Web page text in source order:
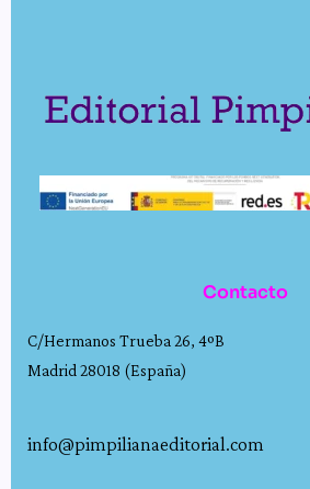
Contacto
C/Hermanos Trueba 26, 4ºB
Madrid 28018 (España)
info@pimpilianaeditorial.com